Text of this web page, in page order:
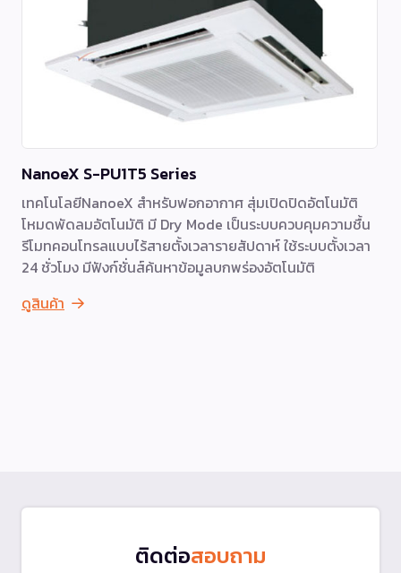
NanoeX S-PU1T5 Series
เทคโนโลยีNanoeX สำหรับฟอกอากาศ สุ่มเปิดปิดอัตโนมัติ
โหมดพัดลมอัตโนมัติ มี Dry Mode เป็นระบบควบคุมความชื้น
รีโมทคอนโทรลแบบไร้สายตั้งเวลารายสัปดาห์ ใช้ระบบตั้งเวลา
24 ชั่วโมง มีฟังก์ชั่นส์ค้นหาข้อมูลบกพร่องอัตโนมัติ
ดูสินค้า
ติดต่อสอบถาม